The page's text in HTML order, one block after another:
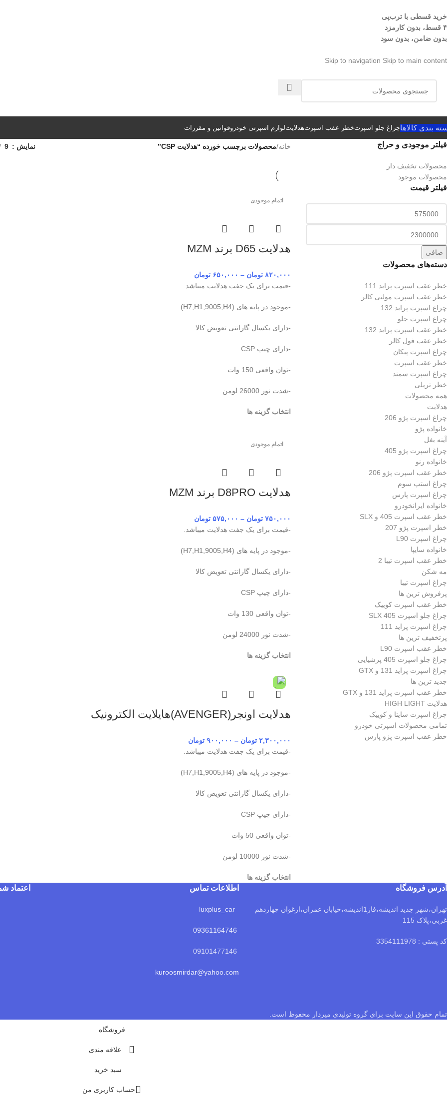
خرید قسطی با ترب‌پی
۴ قسط، بدون کارمزد
بدون ضامن، بدون سود
Skip to navigation Skip to main content
بندی کالاهاچراغ جلو اسپرتخطر عقب اسپرتهدلایتلوازم اسپرتی خودروقوانین و مقررات
فیلتر موجودی و حراج
محصولات تخفیف دار
محصولات موجود
فیلتر قیمت
صافی
دسته‌های محصولات
خطر عقب اسپرت پراید 111
خطر عقب اسپرت مولتی کالر
چراغ اسپرت پراید 132
چراغ اسپرت جلو
خطر عقب اسپرت پراید 132
خطر عقب فول کالر
چراغ اسپرت پیکان
خطر عقب اسپرت
چراغ اسپرت سمند
خطر تریلی
همه محصولات
هدلایت
چراغ اسپرت پژو 206
خانواده پژو
آینه بغل
چراغ اسپرت پژو 405
خانواده رنو
خطر عقب اسپرت پژو 206
چراغ استپ سوم
چراغ اسپرت پارس
خانواده ایرانخودرو
خطر عقب اسپرت 405 و SLX
خطر اسپرت پژو 207
چراغ اسپرت L90
خانواده سایپا
خطر عقب اسپرت تیبا 2
مه شکن
چراغ اسپرت تیبا
پرفروش ترین ها
خطر عقب اسپرت کوییک
چراغ جلو اسپرت 405 SLX
چراغ اسپرت پراید 111
پرتخفیف ترین ها
خطر عقب اسپرت L90
چراغ جلو اسپرت 405 پرشیایی
چراغ اسپرت پراید 131 و GTX
جدید ترین ها
خطر عقب اسپرت پراید 131 و GTX
هدلایت HIGH LIGHT
چراغ اسپرت ساینا و کوییک
تمامی محصولات اسپرتی خودرو
خطر عقب اسپرت پژو پارس
خانه/محصولات برچسب خورده “هدلایت CSP” نمایش 9
اتمام موجودی
هدلایت D65 برند MZM
۸۲۰,۰۰۰ تومان – ۶۵۰,۰۰۰ تومان
-قیمت برای یک جفت هدلایت میباشد.
-موجود در پایه های (H7,H1,9005,H4)
-دارای یکسال گارانتی تعویض کالا
-دارای چیپ CSP
-توان واقعی 150 وات
-شدت نور 26000 لومن
انتخاب گزینه ها
اتمام موجودی
هدلایت D8PRO برند MZM
۷۵۰,۰۰۰ تومان – ۵۷۵,۰۰۰ تومان
-قیمت برای یک جفت هدلایت میباشد.
-موجود در پایه های (H7,H1,9005,H4)
-دارای یکسال گارانتی تعویض کالا
-دارای چیپ CSP
-توان واقعی 130 وات
-شدت نور 24000 لومن
انتخاب گزینه ها
هدلایت اونجر(AVENGER)هایلایت الکترونیک
۲,۳۰۰,۰۰۰ تومان – ۹۰۰,۰۰۰ تومان
-قیمت برای یک جفت هدلایت میباشد.
-موجود در پایه های (H7,H1,9005,H4)
-دارای یکسال گارانتی تعویض کالا
-دارای چیپ CSP
-توان واقعی 50 وات
-شدت نور 10000 لومن
انتخاب گزینه ها
آدرس فروشگاه
تهران،شهر جدید اندیشه،فاز1اندیشه،خیابان عمران،ارغوان چهاردهم
غربی،پلاک 115
کد پستی : 3354111978
اطلاعات تماس
luxplus_car
09361164746
kuroosmirdar@yahoo.com
اعتماد
تمام حقوق این سایت برای گروه تولیدی میردار محفوظ است.
فروشگاه
علاقه مندی
سبد خرید
حساب کاربری من